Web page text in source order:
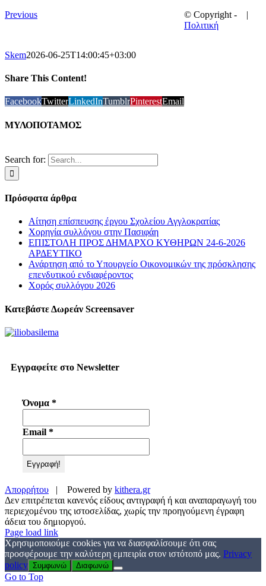
Previous
Skem2026-06-25T14:00:45+03:00
Share This Content!
FacebookTwitterLinkedInTumblrPinterestEmail
ΜΥΛΟΠΟΤΑΜΟΣ
Search for:
Πρόσφατα άρθρα
Αίτηση επίσπευσης έργου Σχολείου Αγγλοκρατίας
Χορηγία συλλόγου στην Πασιφάη
ΕΠΙΣΤΟΛΗ ΠΡΟΣ ΔΗΜΑΡΧΟ ΚΥΘΗΡΩΝ 24-6-2026
ΑΡΔΕΥΤΙΚΟ
Ανάρτηση από το Υπουργείο Οικονομικών της πρόσκλησης
επενδυτικού ενδιαφέροντος
Χορός συλλόγου 2026
Κατεβάστε Δωρεάν Screensaver
Εγγραφείτε στο Newsletter
Όνομα *
Email *
© Copyright -
|
Πολιτική
Απορρήτου | Powered by kithera.gr
Δεν επιτρέπεται κανενός είδους αντιγραφή ή και αναπαραγωγή του
περιεχομένου της ιστοσελίδας, χωρίς την προηγούμενη έγραφη
άδεια του δημιοργού.
Page load link
Χρησιμοποιούμε cookies για να διασφαλίσουμε ότι σας
προσφέρουμε την καλύτερη εμπειρία στον ιστότοπό μας. Privacy
policy Συμφωνώ Διαφωνώ
Go to Top